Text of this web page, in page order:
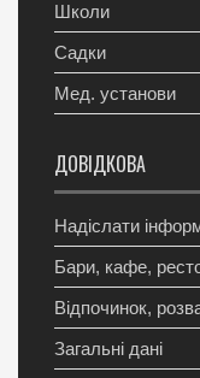
Школи
Садки
Мед. установи
ДОВІДКОВА
Надіслати
Бари, кафе,
Відпочинок,
Загальні дані